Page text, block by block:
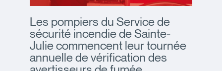
Les pompiers du Service de
sécurité incendie de Sainte-
Julie commencent leur tournée
annuelle de vérification des